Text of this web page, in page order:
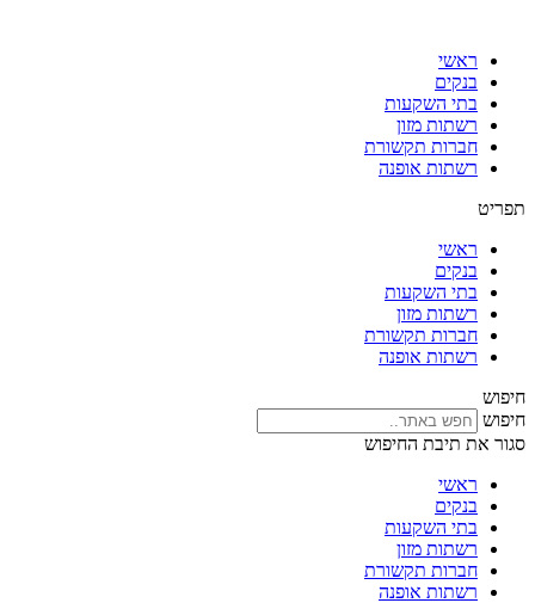
ראשי
בנקים
בתי השקעות
רשתות מזון
חברות תקשורת
רשתות אופנה
תפריט
ראשי
בנקים
בתי השקעות
רשתות מזון
חברות תקשורת
רשתות אופנה
חיפוש
חיפוש
סגור את תיבת החיפוש
ראשי
בנקים
בתי השקעות
רשתות מזון
חברות תקשורת
רשתות אופנה